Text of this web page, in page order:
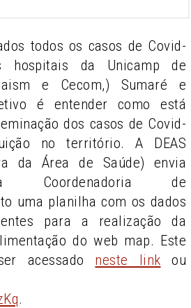
todos os casos de Covid-
hospitais da Unicamp de
e Cecom,) Sumaré e
é entender como está
dos casos de Covid-
no território. A DEAS
da Área de Saúde) envia
Coordenadoria de
uma planilha com os dados
para a realização da
do web map. Este
acessado neste link ou
.